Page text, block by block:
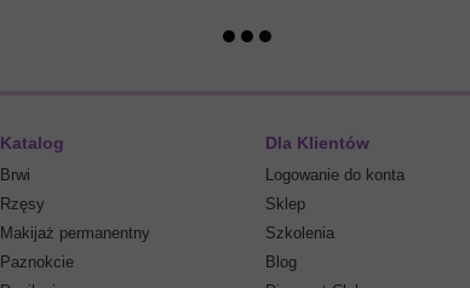
Katalog
Brwi
Rzęsy
Makijaż permanentny
Paznokcie
Dla Klientów
Logowanie do konta
Sklep
Szkolenia
Blog